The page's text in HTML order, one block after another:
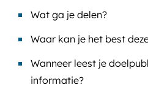
Wat ga je delen?
Waar kan je het best
Wanneer leest je
informatie?